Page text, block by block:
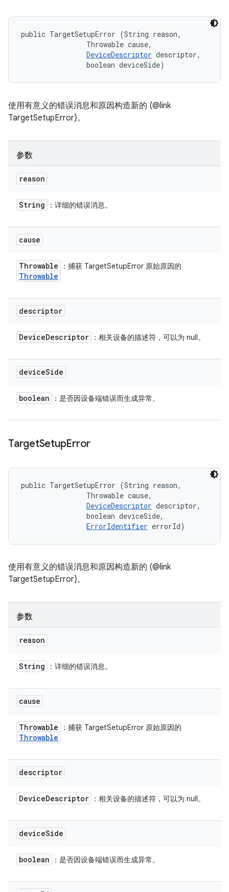
public TargetSetupError (String reason,
                Throwable cause,
DeviceDescriptor descriptor,
                boolean deviceSide)
使用有意义的错误消息和原因构造新的 (@link
TargetSetupError}。
参数
reason
String ：详细的错误消息。
cause
Throwable ：捕获 TargetSetupError 原始原因的
Throwable
descriptor
DeviceDescriptor ：相关设备的描述符，可以为 null。
deviceSide
boolean ：是否因设备端错误而生成异常。
TargetSetupError
public TargetSetupError (String reason,
                Throwable cause,
DeviceDescriptor descriptor,
                boolean deviceSide,
ErrorIdentifier errorId)
使用有意义的错误消息和原因构造新的 (@link
TargetSetupError}。
参数
reason
String ：详细的错误消息。
cause
Throwable ：捕获 TargetSetupError 原始原因的
Throwable
descriptor
DeviceDescriptor ：相关设备的描述符，可以为 null。
deviceSide
boolean ：是否因设备端错误而生成异常。